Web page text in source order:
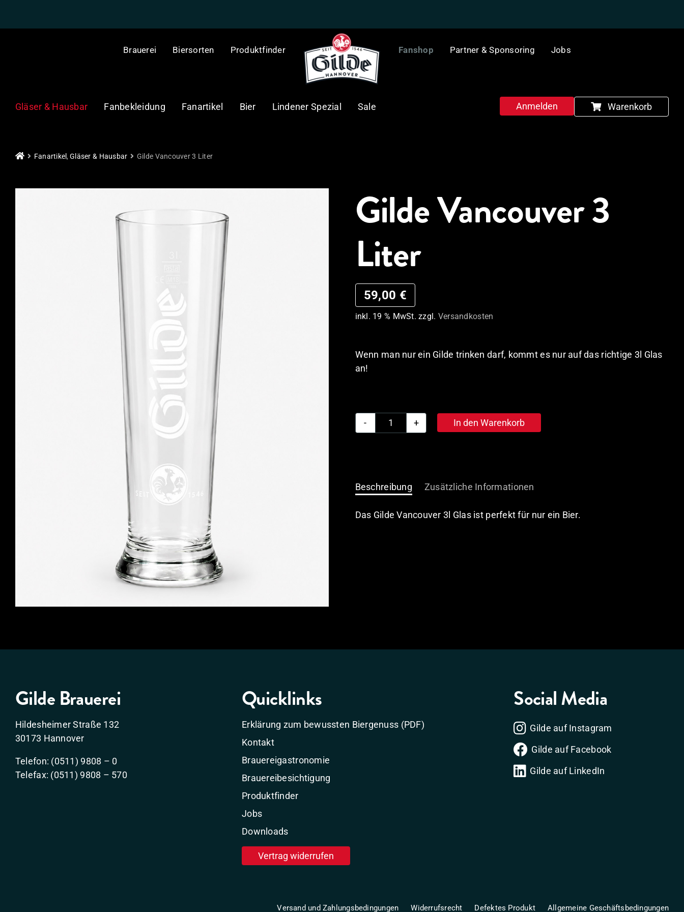
Brauerei Biersorten Produktfinder Fanshop Partner & Sponsoring Jobs
Gläser & Hausbar Fanbekleidung Fanartikel Bier Lindener Spezial Sale Anmelden Warenkorb
Fanartikel Gläser & Hausbar Gilde Vancouver 3 Liter
Gilde Vancouver 3
Liter
59,00 €
inkl. 19 % MwSt. zzgl. Versandkosten
Wenn man nur ein Gilde trinken darf, kommt es nur auf das richtige 3l Glas
an!
Gilde
Menge
In den Warenkorb
Beschreibung Zusätzliche Informationen
Das Gilde Vancouver 3l Glas ist perfekt für nur ein Bier.
Gilde Brauerei
Hildesheimer Straße 132
30173 Hannover
Telefon: (0511) 9808 – 0
Telefax: (0511) 9808 – 570
Quicklinks
Erklärung zum bewussten Biergenuss (PDF)
Kontakt
Brauereigastronomie
Brauereibesichtigung
Produktfinder
Jobs
Downloads
Vertrag widerrufen
Social Media
Gilde auf Instagram
Gilde auf Facebook
Gilde auf LinkedIn
Versand und Zahlungsbedingungen Widerrufsrecht Defektes Produkt Allgemeine Geschäftsbedingungen